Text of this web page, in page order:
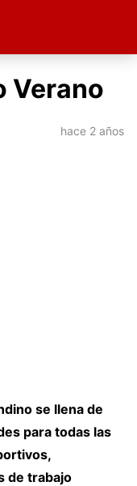
Verano
hace 2 años
se llena de
para todas las
de trabajo